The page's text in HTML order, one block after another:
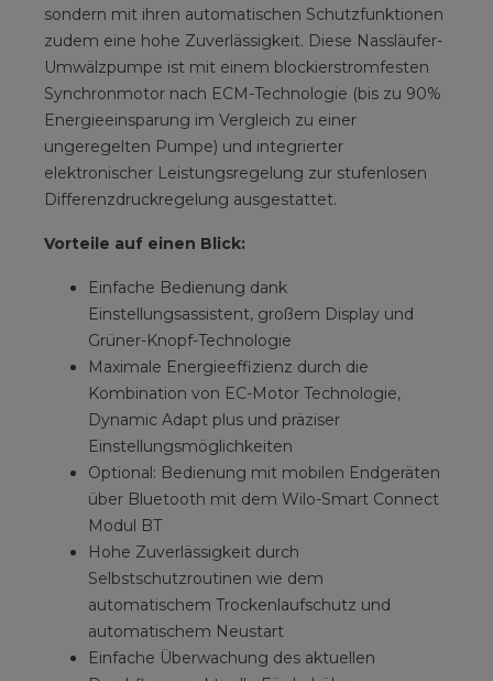
sondern mit ihren automatischen Schutzfunktionen
zudem eine hohe Zuverlässigkeit. Diese Nassläufer-
Umwälzpumpe ist mit einem blockierstromfesten
Synchronmotor nach ECM-Technologie (bis zu 90%
Energieeinsparung im Vergleich zu einer
ungeregelten Pumpe) und integrierter
elektronischer Leistungsregelung zur stufenlosen
Differenzdruckregelung ausgestattet.
Vorteile auf einen Blick:
Einfache Bedienung dank
Einstellungsassistent, großem Display und
Grüner-Knopf-Technologie
Maximale Energieeffizienz durch die
Kombination von EC-Motor Technologie,
Dynamic Adapt plus und präziser
Einstellungsmöglichkeiten
Optional: Bedienung mit mobilen Endgeräten
über Bluetooth mit dem Wilo-Smart Connect
Modul BT
Hohe Zuverlässigkeit durch
Selbstschutzroutinen wie dem
automatischem Trockenlaufschutz und
automatischem Neustart
Einfache Überwachung des aktuellen